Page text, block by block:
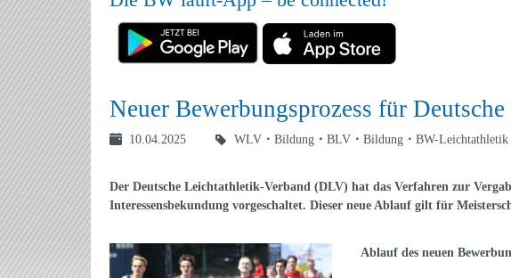
Neuer Bewerbungsprozess für
10.04.2025 WLV Bildung BLV Bildung BW-Leichtathletik
Der Deutsche Leichtathletik-Verband (DLV) hat das Verfahren zur
Interessensbekundung vorgeschaltet. Dieser neue Ablauf gilt für
Ablauf des neuen